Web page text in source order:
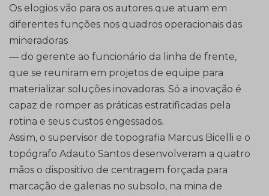
Os elogios vão para os autores que atuam em
diferentes funções nos quadros operacionais das
mineradoras
— do gerente ao funcionário da linha de frente,
que se reuniram em projetos de equipe para
materializar soluções inovadoras. Só a inovação é
capaz de romper as práticas estratificadas pela
rotina e seus custos engessados.
Assim, o supervisor de topografia Marcus Bicelli e o
topógrafo Adauto Santos desenvolveram a quatro
mãos o dispositivo de centragem forçada para
marcação de galerias no subsolo, na mina de